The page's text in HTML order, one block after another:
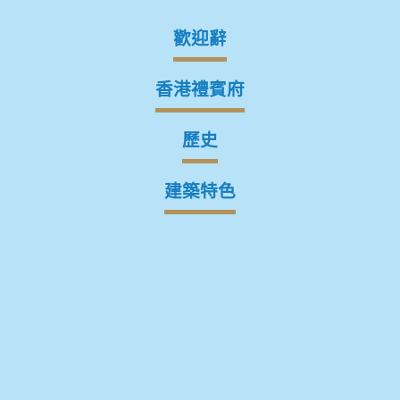
歡迎辭
香港禮賓府
歷史
建築特色